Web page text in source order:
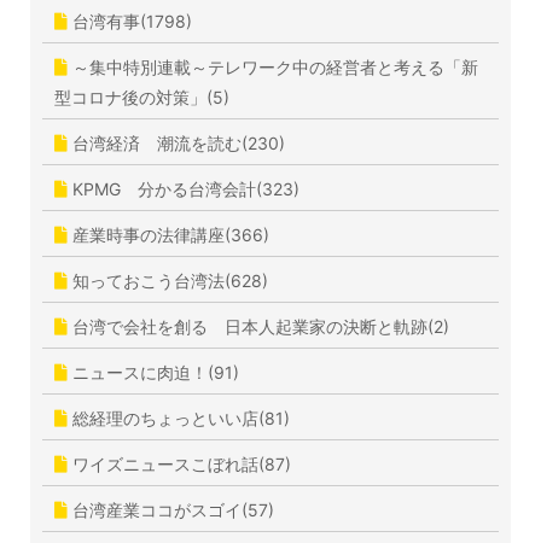
台湾有事(1798)
～集中特別連載～テレワーク中の経営者と考える「新
型コロナ後の対策」(5)
台湾経済 潮流を読む(230)
KPMG 分かる台湾会計(323)
産業時事の法律講座(366)
知っておこう台湾法(628)
台湾で会社を創る 日本人起業家の決断と軌跡(2)
ニュースに肉迫！(91)
総経理のちょっといい店(81)
ワイズニュースこぼれ話(87)
台湾産業ココがスゴイ(57)